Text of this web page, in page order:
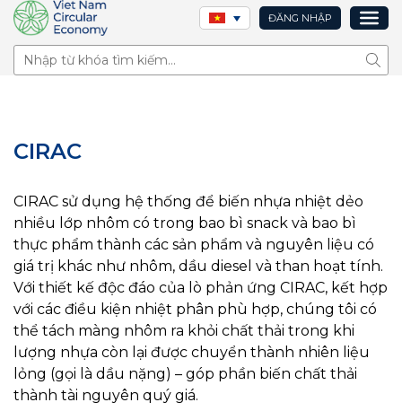
ĐĂNG NHẬP
Tìm
CIRAC
CIRAC sử dụng hệ thống để biến nhựa nhiệt dẻo
nhiều lớp nhôm có trong bao bì snack và bao bì
thực phẩm thành các sản phẩm và nguyên liệu có
giá trị khác như nhôm, dầu diesel và than hoạt tính.
Với thiết kế độc đáo của lò phản ứng CIRAC, kết hợp
với các điều kiện nhiệt phân phù hợp, chúng tôi có
thể tách màng nhôm ra khỏi chất thải trong khi
lượng nhựa còn lại được chuyển thành nhiên liệu
lỏng (gọi là dầu nặng) – góp phần biến chất thải
thành tài nguyên quý giá.